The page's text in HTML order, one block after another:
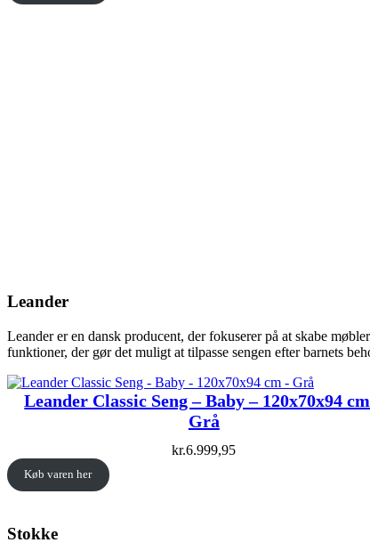
Leander
Leander er en dansk producent, der fokuserer på at skabe
funktioner, der gør det muligt at tilpasse sengen efter barnets
Leander Classic Seng – Baby – 120x70x94
Grå
kr.6.999,95
Køb varen her
Stokke